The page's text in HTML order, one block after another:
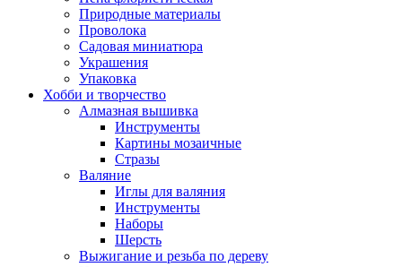
Природные материалы
Проволока
Садовая миниатюра
Украшения
Упаковка
Хобби и творчество
Алмазная вышивка
Инструменты
Картины мозаичные
Стразы
Валяние
Иглы для валяния
Инструменты
Наборы
Шерсть
Выжигание и резьба по дереву